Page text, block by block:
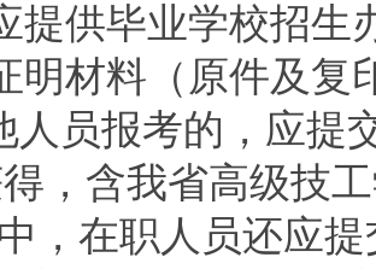
提供毕业学校招生
明材料（原件及复
人员报考的，应提
，含我省高级技
，在职人员还应